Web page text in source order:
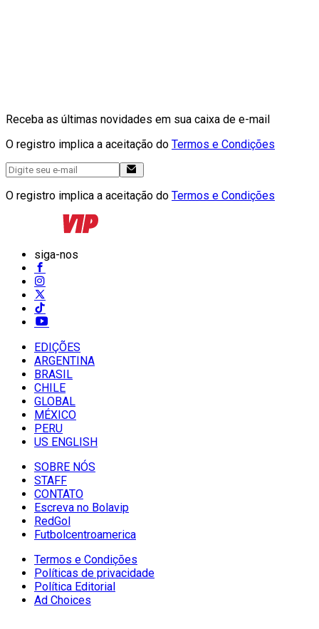
Receba as últimas novidades em sua caixa de e-mail
O registro implica a aceitação do Termos e Condições
O registro implica a aceitação do Termos e Condições
siga-nos
EDIÇÕES
ARGENTINA
BRASIL
CHILE
GLOBAL
MÉXICO
PERU
US ENGLISH
SOBRE NÓS
STAFF
CONTATO
Escreva no Bolavip
RedGol
Futbolcentroamerica
Termos e Condições
Políticas de privacidade
Política Editorial
Ad Choices